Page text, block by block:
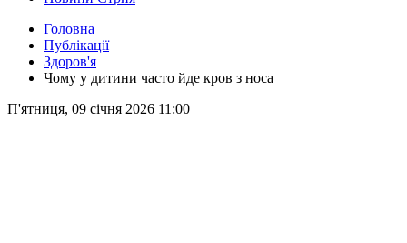
Головна
Публікації
Здоров'я
Чому у дитини часто йде кров з носа
П'ятниця, 09 січня 2026 11:00